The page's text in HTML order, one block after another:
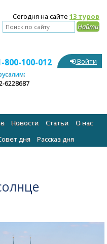
Сегодня на сайте 13 туров
800-100-012
6228687
Войти
Новости Статьи
О нас
дня Рассказ дня